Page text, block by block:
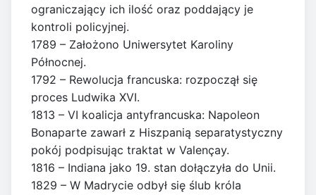
ograniczający ich ilość oraz poddający je
kontroli policyjnej.
1789 – Założono Uniwersytet Karoliny
Północnej.
1792 – Rewolucja francuska: rozpoczął się
proces Ludwika XVI.
1813 – VI koalicja antyfrancuska: Napoleon
Bonaparte zawarł z Hiszpanią separatystyczny
pokój podpisując traktat w Valençay.
1816 – Indiana jako 19. stan dołączyła do Unii.
1829 – W Madrycie odbył się ślub króla